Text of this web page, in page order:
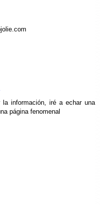
la información, iré a echar una
página fenomenal